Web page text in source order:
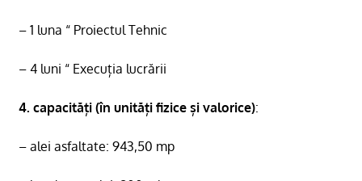
– 1 luna “ Proiectul Tehnic
– 4 luni “ Execuția lucrării
4. capacități (în unități fizice și valorice):
– alei asfaltate: 943,50 mp